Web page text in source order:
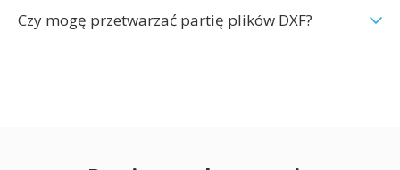
Czy mogę przetwarzać partię plików DXF?